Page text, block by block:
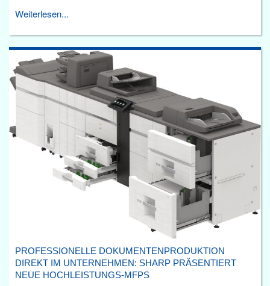
Weiterlesen...
PROFESSIONELLE DOKUMENTENPRODUKTION
DIREKT IM UNTERNEHMEN: SHARP PRÄSENTIERT
NEUE HOCHLEISTUNGS-MFPS